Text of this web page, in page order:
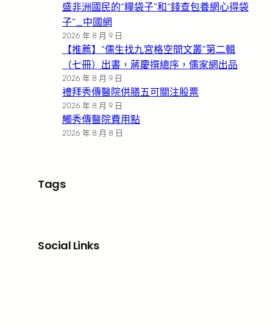
盛非洲國民的“糧袋子”和“錢查包養網心得袋
子”_中國網
2026 年 8 月 9 日
【推薦】“儒生找九宮格空間文叢”第二輯
（七冊）出書，蔣慶撰總序，儒家網出品
2026 年 8 月 9 日
禮拜秀傳醫院供膳五可關注股票
2026 年 8 月 9 日
觸秀傳醫院費用點
2026 年 8 月 8 日
Tags
Social Links